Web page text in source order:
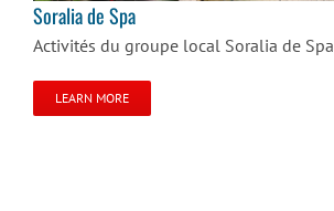
Soralia de Spa
Activités du groupe local Soralia de Spa
LEARN MORE